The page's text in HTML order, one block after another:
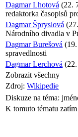
Dagmar Lhotová (22.
redaktorka časopisů
Dagmar Špryslová
Národního divadla v
Dagmar Burešová
spravedlnosti
Dagmar Lerchová
Zobrazit všechny
Zdroj: Wikipedie
Diskuze na téma:
K tomuto tématu